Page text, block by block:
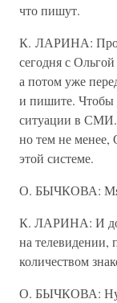
что пишут.
К. ЛАРИНА:
сегодня с
а потом уже
и пишите. Чтобы
ситуации в СМИ.
но тем не менее,
этой системе.
О. БЫЧКОВА:
К. ЛАРИНА: И до
на телевидении,
количеством
О. БЫЧКОВА: